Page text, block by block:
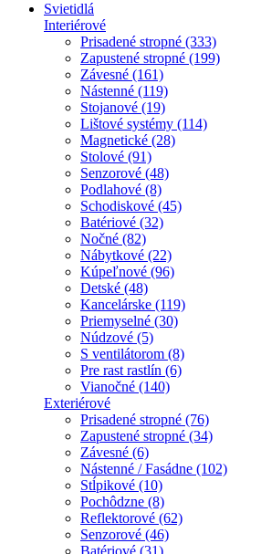
Svietidlá
Interiérové
Prisadené stropné (333)
Zapustené stropné (199)
Závesné (161)
Nástenné (119)
Stojanové (19)
Lištové systémy (114)
Magnetické (28)
Stolové (91)
Senzorové (48)
Podlahové (8)
Schodiskové (45)
Batériové (32)
Nočné (82)
Nábytkové (22)
Kúpeľnové (96)
Detské (48)
Kancelárske (119)
Priemyselné (30)
Núdzové (5)
S ventilátorom (8)
Pre rast rastlín (6)
Vianočné (140)
Exteriérové
Prisadené stropné (76)
Zapustené stropné (34)
Závesné (6)
Nástenné / Fasádne (102)
Stĺpikové (10)
Pochôdzne (8)
Reflektorové (62)
Senzorové (46)
Batériové (31)